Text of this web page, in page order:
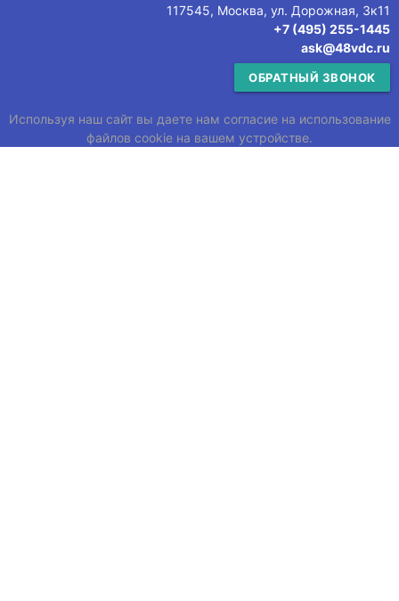
117545, Москва, ул. Дорожная, 3к11
+7 (495) 255-1445
ask@48vdc.ru
ОБРАТНЫЙ ЗВОНОК
Используя наш сайт вы даете нам согласие на использование
файлов cookie на вашем устройстве.